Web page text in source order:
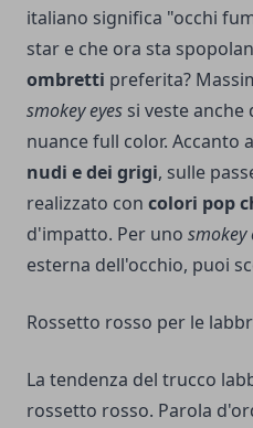
italiano significa "occhi
star e che ora sta
ombretti preferita?
smokey eyes si veste
nuance full color. Accanto
nudi e dei grigi, sulle
realizzato con colori pop
d'impatto. Per uno smokey
esterna dell'occhio, puoi
Rossetto rosso per le
La tendenza del trucco
rossetto rosso. Parola